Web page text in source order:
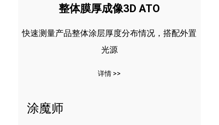
整体膜厚成像3D ATO
快速测量产品整体涂层厚度分布情况，搭配外置
光源
详情 >>
涂魔师